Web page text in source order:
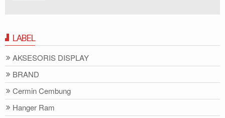
LABEL
AKSESORIS DISPLAY
BRAND
Cermin Cembung
Hanger Ram